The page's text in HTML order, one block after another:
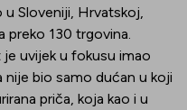
Sloveniji, Hrvatskoj,
preko 130 trgovina.
uvijek u fokusu imao
bio samo dućan u koji
priča, koja kao i u